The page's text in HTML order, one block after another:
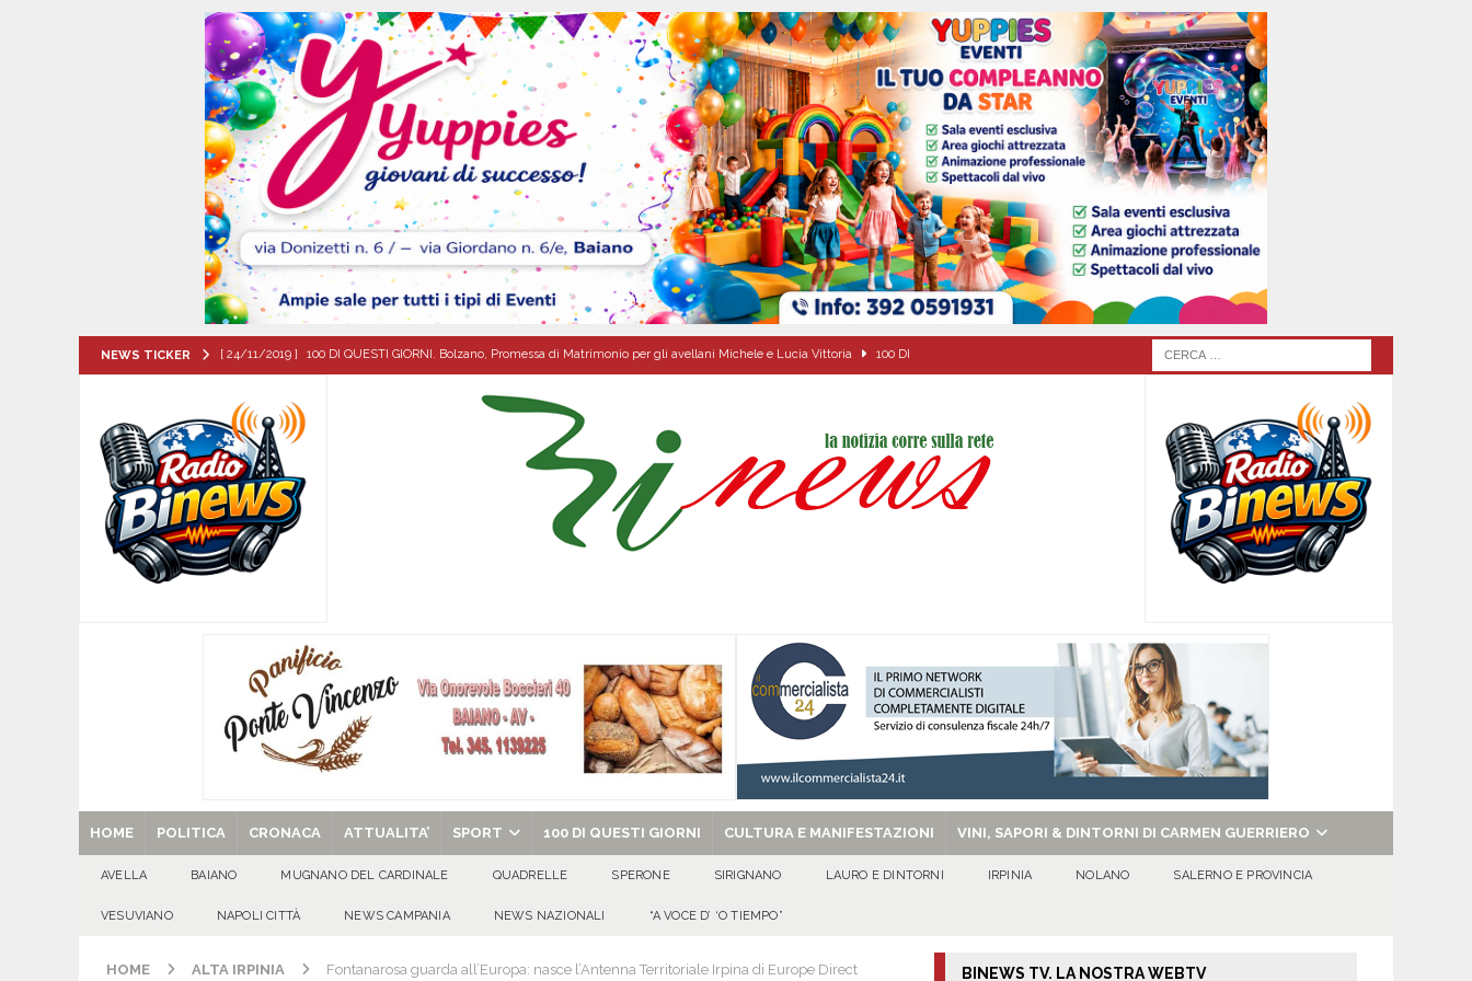
NEWS TICKER [ 24/11/2019 ] 100 DI QUESTI GIORNI. Bolzano, Promessa di Matrimonio per gli avellani Michele e Lucia Vittoria 100 DI
[ 09/08/2026 ] Festa della Mozzarella di Bufala a Cancello ed Arnone: filiera bufalina solida ed in crescita continua
CASERTANA
[ 09/08/2026 ] Mugnano del Cardinale, tragedia nel giorno di Santa Filomena: muore il 60enne Carmine Colucci
ATTUALITA'
[ 09/08/2026 ]
[ 09/08/2026 ] Baiano, incidente stradale: motociclista finisce in un canale dopo l’impatto con un’auto BAIANO
[ 29/08/2025 ] SANT’Oggi. Venerdì 29 agosto la chiesa celebra il Martirio di san Giovanni Battista e santa Sabina EVIDENZA
HOME POLITICA CRONACA ATTUALITA’ SPORT 100 DI QUESTI GIORNI CULTURA E MANIFESTAZIONI VINI, SAPORI & DINTORNI DI CARMEN GUERRIERO
AVELLA BAIANO MUGNANO DEL CARDINALE QUADRELLE SPERONE SIRIGNANO LAURO E DINTORNI IRPINIA NOLANO SALERNO E PROVINCIA
VESUVIANO NAPOLI CITTÀ NEWS CAMPANIA NEWS NAZIONALI “A VOCE D’ ‘O TIEMPO”
HOME ALTA IRPINIA Fontanarosa guarda all’Europa: nasce l’Antenna Territoriale Irpina di Europe Direct BINEWS TV. LA NOSTRA WEBTV